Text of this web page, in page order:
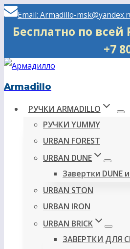
Перейти
Email: Armadillo-
Бесплатно по
+7
Armadillo
РУЧКИ ARMADILLO
РУЧКИ YUMMY
URBAN FOREST
URBAN DUNE
Завертки DUNE и
URBAN STON
URBAN IRON
URBAN BRICK
ЗАВЕРТКИ ДЛЯ